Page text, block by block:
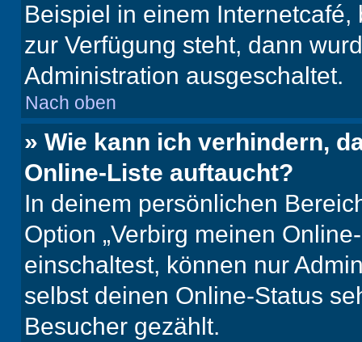
Beispiel in einem
zur Verfügung steht, dann
Administration ausgeschaltet.
Nach oben
» Wie kann ich verhindern,
Online-Liste auftaucht?
In deinem persönlichen
Option „Verbirg meinen
einschaltest, können nur
selbst deinen Online-Status
Besucher gezählt.